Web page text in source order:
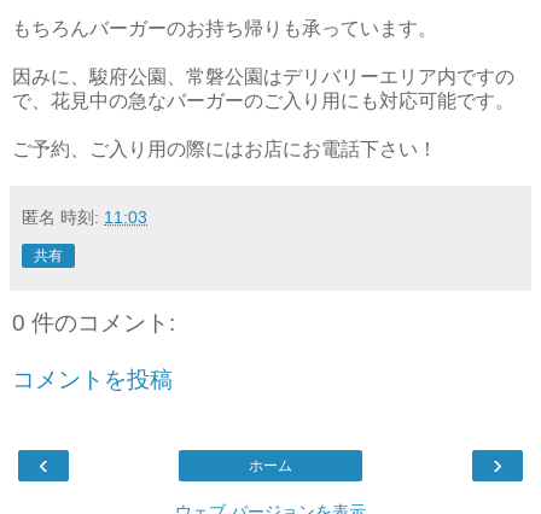
もちろんバーガーのお持ち帰りも承っています。
因みに、駿府公園、常磐公園はデリバリーエリア内ですの
で、花見中の急なバーガーのご入り用にも対応可能です。
ご予約、ご入り用の際にはお店にお電話下さい！
匿名 時刻: 11:03
共有
0 件のコメント:
コメントを投稿
‹ ›
ホーム